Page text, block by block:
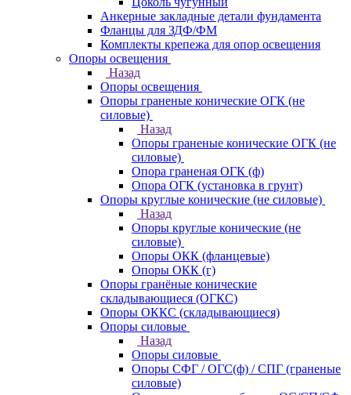
Анкерные закладные детали фундамента
Фланцы для ЗДФ/ФМ
Комплекты крепежа для опор освещения
Опоры освещения
Назад
Опоры освещения
Опоры граненые конические ОГК (не
силовые)
Назад
Опоры граненые конические ОГК (не
силовые)
Опора граненая ОГК (ф)
Опора ОГК (установка в грунт)
Опоры круглые конические (не силовые)
Назад
Опоры круглые конические (не
силовые)
Опоры ОКК (фланцевые)
Опоры ОКК (г)
Опоры гранёные конические
складывающиеся (ОГКС)
Опоры ОККС (складывающиеся)
Опоры силовые
Назад
Опоры силовые
Опоры СФГ / ОГС(ф) / СПГ (граненые
силовые)